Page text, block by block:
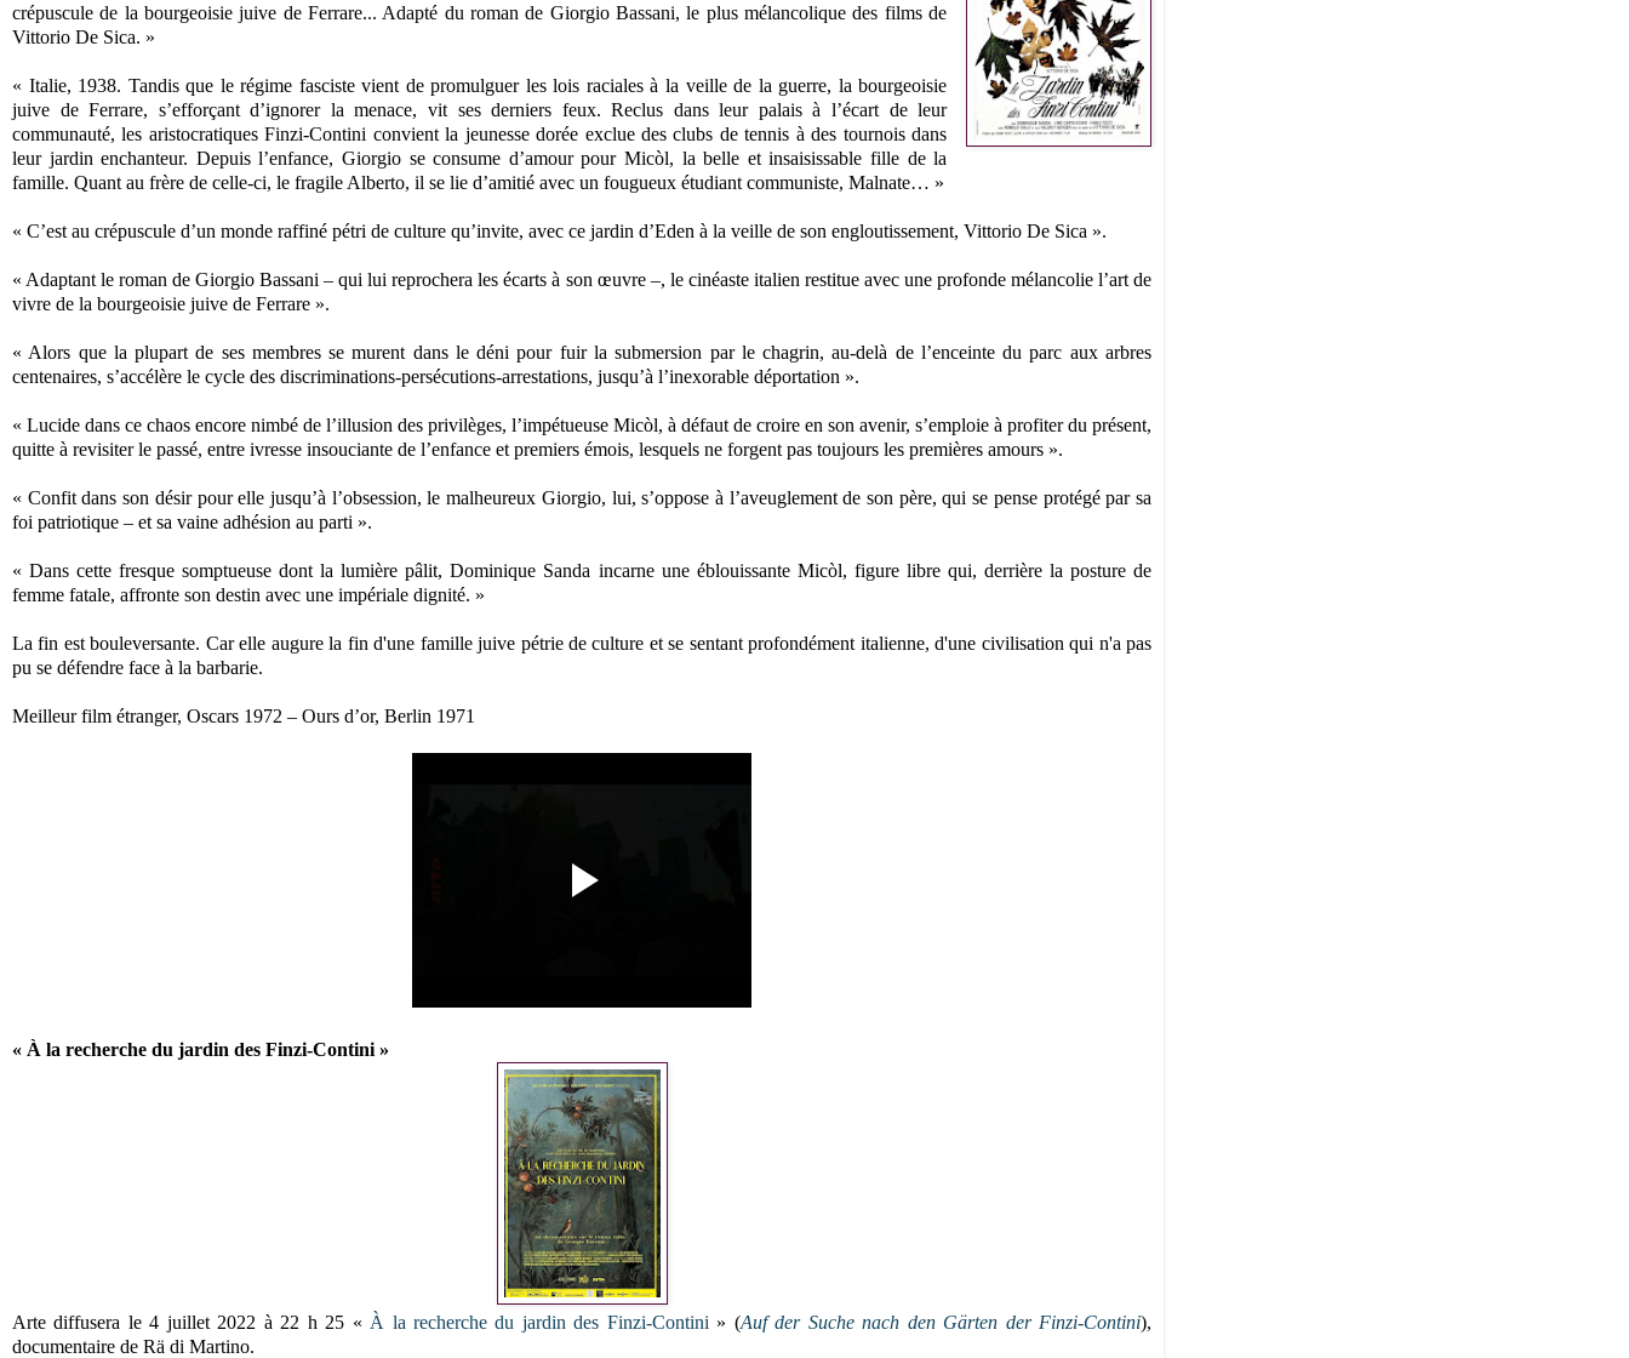
crépuscule de la bourgeoisie juive de Ferrare... Adapté du roman de Giorgio Bassani, le plus mélancolique des films de
Vittorio De Sica. »
« Italie, 1938. Tandis que le régime fasciste vient de promulguer les lois raciales à la veille de la guerre, la bourgeoisie
juive de Ferrare, s’efforçant d’ignorer la menace, vit ses derniers feux. Reclus dans leur palais à l’écart de leur
communauté, les aristocratiques Finzi-Contini convient la jeunesse dorée exclue des clubs de tennis à des tournois dans
leur jardin enchanteur. Depuis l’enfance, Giorgio se consume d’amour pour Micòl, la belle et insaisissable fille de la
famille. Quant au frère de celle-ci, le fragile Alberto, il se lie d’amitié avec un fougueux étudiant communiste, Malnate… »
« C’est au crépuscule d’un monde raffiné pétri de culture qu’invite, avec ce jardin d’Eden à la veille de son engloutissement, Vittorio De Sica ».
« Adaptant le roman de Giorgio Bassani – qui lui reprochera les écarts à son œuvre –, le cinéaste italien restitue avec une profonde mélancolie l’art de
vivre de la bourgeoisie juive de Ferrare ».
« Alors que la plupart de ses membres se murent dans le déni pour fuir la submersion par le chagrin, au-delà de l’enceinte du parc aux arbres
centenaires, s’accélère le cycle des discriminations-persécutions-arrestations, jusqu’à l’inexorable déportation ».
« Lucide dans ce chaos encore nimbé de l’illusion des privilèges, l’impétueuse Micòl, à défaut de croire en son avenir, s’emploie à profiter du présent,
quitte à revisiter le passé, entre ivresse insouciante de l’enfance et premiers émois, lesquels ne forgent pas toujours les premières amours ».
« Confit dans son désir pour elle jusqu’à l’obsession, le malheureux Giorgio, lui, s’oppose à l’aveuglement de son père, qui se pense protégé par sa
foi patriotique – et sa vaine adhésion au parti ».
« Dans cette fresque somptueuse dont la lumière pâlit, Dominique Sanda incarne une éblouissante Micòl, figure libre qui, derrière la posture de
femme fatale, affronte son destin avec une impériale dignité. »
La fin est bouleversante. Car elle augure la fin d'une famille juive pétrie de culture et se sentant profondément italienne, d'une civilisation qui n'a pas
pu se défendre face à la barbarie.
Meilleur film étranger, Oscars 1972 – Ours d’or, Berlin 1971
« À la recherche du jardin des Finzi-Contini »
Arte diffusera le 4 juillet 2022 à 22 h 25 « À la recherche du jardin des Finzi-Contini » (Auf der Suche nach den Gärten der Finzi-Contini),
documentaire de Rä di Martino.